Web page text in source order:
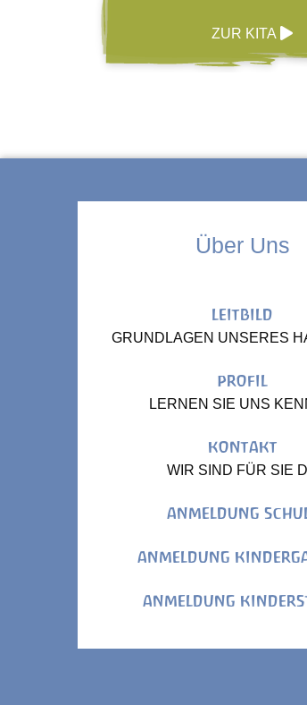
ZUR KITA
Über Uns
LEITBILD
GRUNDLAGEN UNSERES
PROFIL
LERNEN SIE UNS
KONTAKT
WIR SIND FÜR SIE
ANMELDUNG
ANMELDUNG
ANMELDUNG